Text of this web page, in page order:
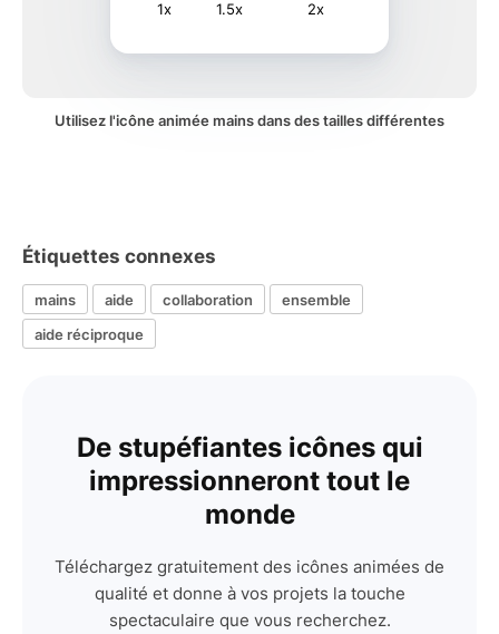
1x 1.5x 2x
Utilisez l'icône animée mains dans des tailles différentes
Étiquettes connexes
mains aide collaboration
ensemble
aide réciproque
De stupéfiantes icônes qui
impressionneront tout le
monde
Téléchargez gratuitement des icônes animées de
qualité et donne à vos projets la touche
spectaculaire que vous recherchez.